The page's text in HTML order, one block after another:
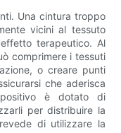
Una cintura troppo
vicini al tessuto
terapeutico. Al
comprimere i tessuti
o creare punti
che aderisca
è dotato di
per distribuire la
di utilizzare la